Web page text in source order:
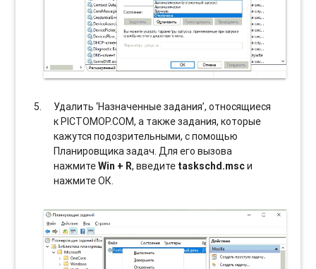
Удалить ‘Назначенные задания’, относящиеся
к PICTOMOP.COM, а также задания, которые
кажутся подозрительными, с помощью
Планировщика задач. Для его вызова
нажмитеWin + R, введите taskschd.mscи
нажмите ОК.